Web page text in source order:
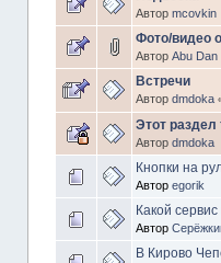
Автор mcovkin
Фото/видео
Автор Abu Dan
Встречи
Автор dmdoka
Этот
Автор dmdoka
Кнопки на
Автор egorik
Какой
Автор
В Кирово